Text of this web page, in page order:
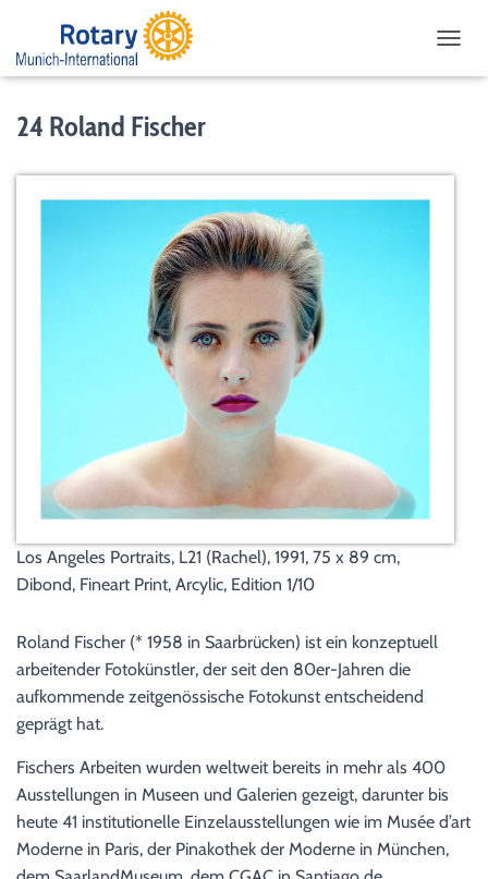
24 Roland Fischer
Los Angeles Portraits, L21 (Rachel), 1991, 75 x 89 cm,
Dibond, Fineart Print, Arcylic, Edition 1/10
Roland Fischer (* 1958 in Saarbrücken) ist ein konzeptuell
arbeitender Fotokünstler, der seit den 80er-Jahren die
aufkommende zeitgenössische Fotokunst entscheidend
geprägt hat.
Fischers Arbeiten wurden weltweit bereits in mehr als 400
Ausstellungen in Museen und Galerien gezeigt, darunter bis
heute 41 institutionelle Einzelausstellungen wie im Musée d’art
Moderne in Paris, der Pinakothek der Moderne in München,